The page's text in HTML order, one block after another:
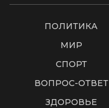
ПОЛИТИКА
МИР
СПОРТ
ВОПРОС-ОТВЕТ
ЗДОРОВЬЕ